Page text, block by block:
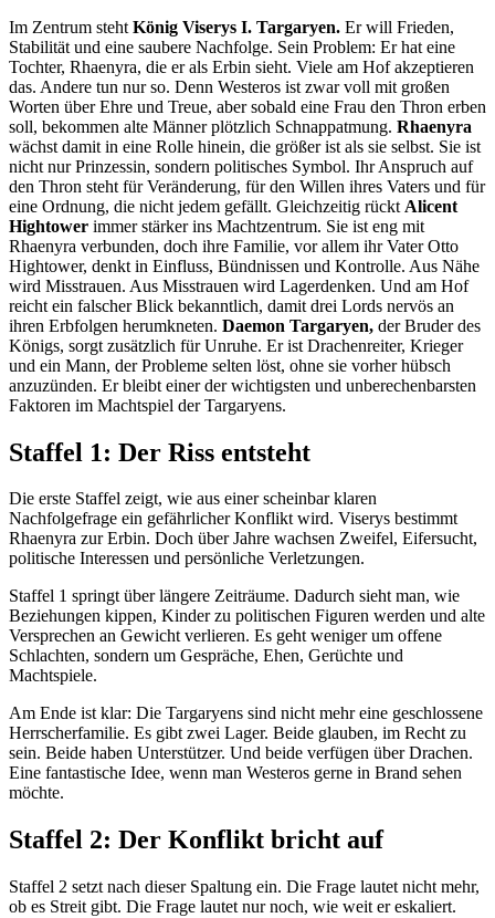
Im Zentrum steht König Viserys I. Targaryen. Er will Frieden,
Stabilität und eine saubere Nachfolge. Sein Problem: Er hat eine
Tochter, Rhaenyra, die er als Erbin sieht. Viele am Hof akzeptieren
das. Andere tun nur so. Denn Westeros ist zwar voll mit großen
Worten über Ehre und Treue, aber sobald eine Frau den Thron erben
soll, bekommen alte Männer plötzlich Schnappatmung. Rhaenyra
wächst damit in eine Rolle hinein, die größer ist als sie selbst. Sie ist
nicht nur Prinzessin, sondern politisches Symbol. Ihr Anspruch auf
den Thron steht für Veränderung, für den Willen ihres Vaters und für
eine Ordnung, die nicht jedem gefällt. Gleichzeitig rückt Alicent
Hightower immer stärker ins Machtzentrum. Sie ist eng mit
Rhaenyra verbunden, doch ihre Familie, vor allem ihr Vater Otto
Hightower, denkt in Einfluss, Bündnissen und Kontrolle. Aus Nähe
wird Misstrauen. Aus Misstrauen wird Lagerdenken. Und am Hof
reicht ein falscher Blick bekanntlich, damit drei Lords nervös an
ihren Erbfolgen herumkneten. Daemon Targaryen, der Bruder des
Königs, sorgt zusätzlich für Unruhe. Er ist Drachenreiter, Krieger
und ein Mann, der Probleme selten löst, ohne sie vorher hübsch
anzuzünden. Er bleibt einer der wichtigsten und unberechenbarsten
Faktoren im Machtspiel der Targaryens.
Staffel 1: Der Riss entsteht
Die erste Staffel zeigt, wie aus einer scheinbar klaren
Nachfolgefrage ein gefährlicher Konflikt wird. Viserys bestimmt
Rhaenyra zur Erbin. Doch über Jahre wachsen Zweifel, Eifersucht,
politische Interessen und persönliche Verletzungen.
Staffel 1 springt über längere Zeiträume. Dadurch sieht man, wie
Beziehungen kippen, Kinder zu politischen Figuren werden und alte
Versprechen an Gewicht verlieren. Es geht weniger um offene
Schlachten, sondern um Gespräche, Ehen, Gerüchte und
Machtspiele.
Am Ende ist klar: Die Targaryens sind nicht mehr eine geschlossene
Herrscherfamilie. Es gibt zwei Lager. Beide glauben, im Recht zu
sein. Beide haben Unterstützer. Und beide verfügen über Drachen.
Eine fantastische Idee, wenn man Westeros gerne in Brand sehen
möchte.
Staffel 2: Der Konflikt bricht auf
Staffel 2 setzt nach dieser Spaltung ein. Die Frage lautet nicht mehr,
ob es Streit gibt. Die Frage lautet nur noch, wie weit er eskaliert.